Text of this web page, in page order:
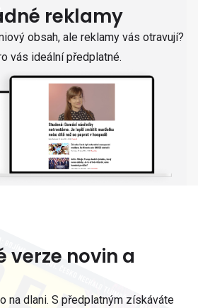
reklamy
obsah, ale reklamy vás otravují?
vás ideální předplatné.
verze novin a
na dlani. S předplatným získáváte